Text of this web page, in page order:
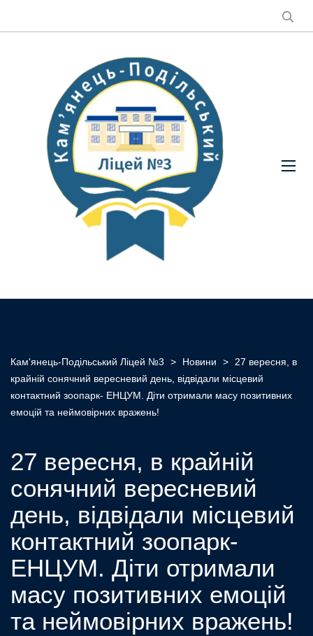
Кам'янець-Подільський Ліцей №3 > Новини > 27 вересня, в
крайній сонячний вересневий день, відвідали місцевий
контактний зоопарк- ЕНЦУМ. Діти отримали масу позитивних
емоцій та неймовірних вражень!
27 вересня, в крайній
сонячний вересневий
день, відвідали місцевий
контактний зоопарк-
ЕНЦУМ. Діти отримали
масу позитивних емоцій
та неймовірних вражень!